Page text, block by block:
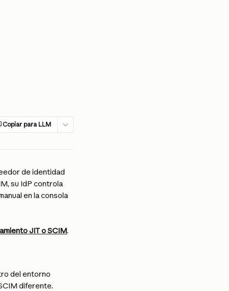
Copiar para LLM
de identidad
su IdP controla
en la consola
JIT o SCIM.
del entorno
diferente.